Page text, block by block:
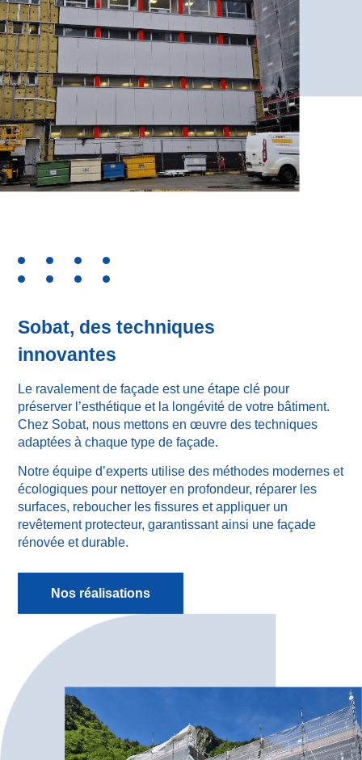
Sobat, des techniques
innovantes
Le ravalement de façade est une étape clé pour
préserver l’esthétique et la longévité de votre bâtiment.
Chez Sobat, nous mettons en œuvre des techniques
adaptées à chaque type de façade.
Notre équipe d’experts utilise des méthodes modernes et
écologiques pour nettoyer en profondeur, réparer les
surfaces, reboucher les fissures et appliquer un
revêtement protecteur, garantissant ainsi une façade
rénovée et durable.
Nos réalisations